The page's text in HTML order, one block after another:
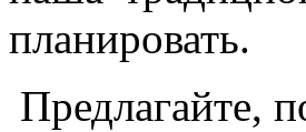
планировать.
Предлагайте,